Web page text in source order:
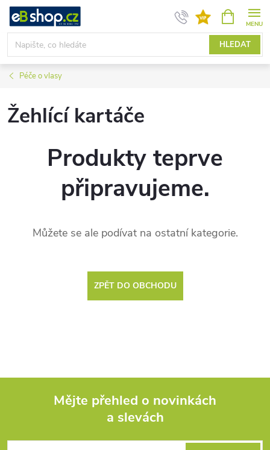
Přejít
obsah
HLEDAT
NÁKUPNÍ
KOŠÍK
Péče o vlasy
Žehlící kartáče
Produkty teprve
připravujeme.
Můžete se ale podívat na ostatní kategorie.
ZPĚT DO OBCHODU
Mějte přehled o novinkách
a slevách